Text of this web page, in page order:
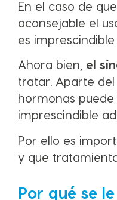
En el caso de
aconsejable el
es imprescindible
Ahora bien, el
tratar. Aparte
hormonas
imprescindible
Por ello es
y que
Por qué se